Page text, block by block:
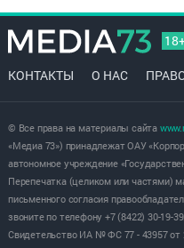
КОНТАКТЫ О НАС
© Все права на материалы сайта
«Медиа 73») принадлежат ОАУ
автономное учреждение
Перепечатка (целиком или частями)
письменного согласия
звоните по телефону +7 (8422) 30-19-39.
Свидетельство ИА № ФС 77 - 43957 от